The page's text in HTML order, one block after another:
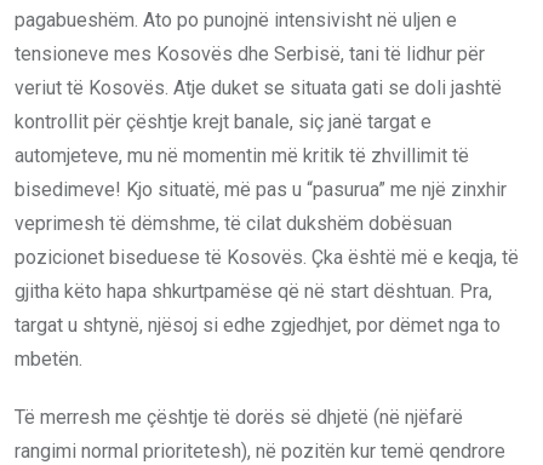
pagabueshëm. Ato po punojnë intensivisht në uljen e
tensioneve mes Kosovës dhe Serbisë, tani të lidhur për
veriut të Kosovës. Atje duket se situata gati se doli jashtë
kontrollit për çështje krejt banale, siç janë targat e
automjeteve, mu në momentin më kritik të zhvillimit të
bisedimeve! Kjo situatë, më pas u “pasurua” me një zinxhir
veprimesh të dëmshme, të cilat dukshëm dobësuan
pozicionet biseduese të Kosovës. Çka është më e keqja, të
gjitha këto hapa shkurtpamëse që në start dështuan. Pra,
targat u shtynë, njësoj si edhe zgjedhjet, por dëmet nga to
mbetën.
Të merresh me çështje të dorës së dhjetë (në njëfarë
rangimi normal prioritetesh), në pozitën kur temë qendrore